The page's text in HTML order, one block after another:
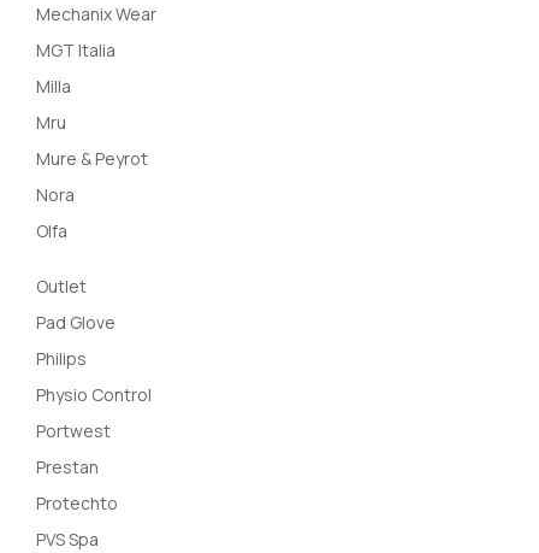
Mechanix Wear
MGT Italia
Milla
Mru
Mure & Peyrot
Nora
Olfa
Outlet
Pad Glove
Philips
Physio Control
Portwest
Prestan
Protechto
PVS Spa